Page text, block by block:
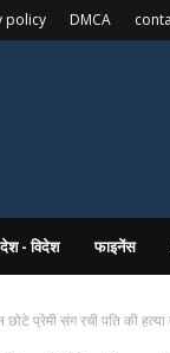
policy DMCA
देश - विदेश फाइनेंस
प्रेमी संग रची पति की